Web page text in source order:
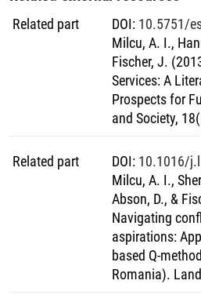
Related part DOI: 10.5751/
Milcu, A. I.,
Fischer, J.
Services: A
Prospects for
and Society,
Related part DOI: 10.1016/
Milcu, A. I.,
Abson, D., &
Navigating
aspirations:
based Q-
Romania).
Verständnisses aus der sozialen
mögliche Ziele für die Forschung
erste Thema bezieht sich auf die
die der Schlüssel des
Mensch-Natur-Beziehung sind
ökologischen Bewertungen oder
Kulturlandschaft in
physischen als auch einen
ökologischen Wechselwirkung,
Naturerfahrungen und sozial-
ermöglicht. Das dritte Thema, die
sozialen Systems hinsichtlich
Landschaft sowie deren Nutznießer
Ökosystemdienstleistungen